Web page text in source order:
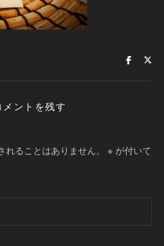
メントを残す
ることはありません。 ※ が付いて